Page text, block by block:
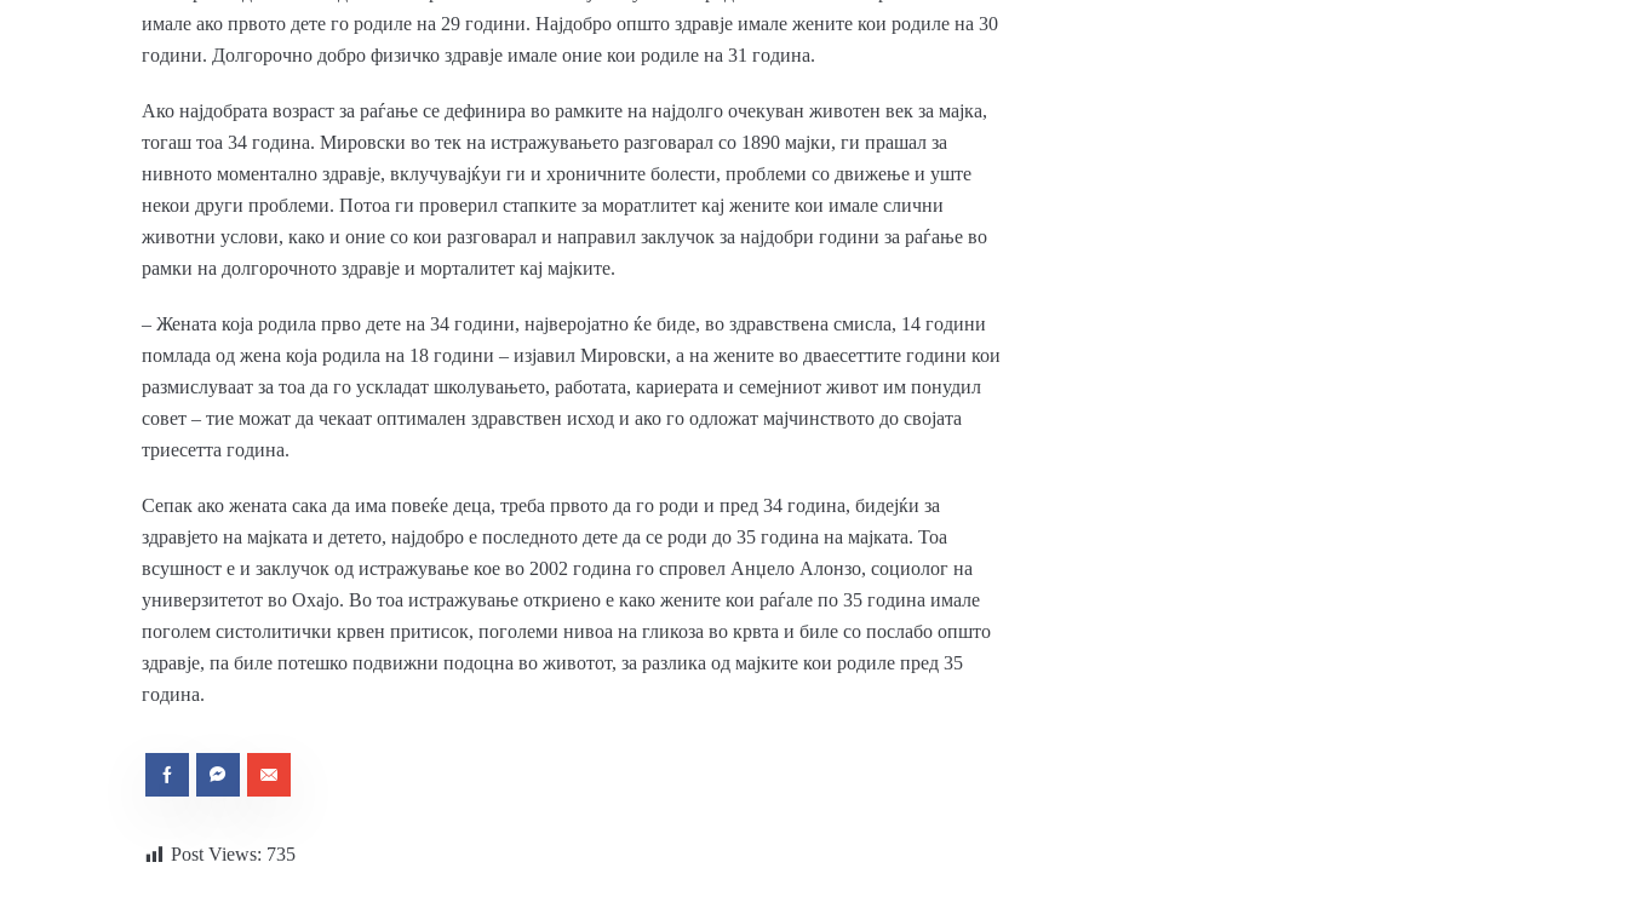
имале ако првото дете го родиле на 29 години. Најдобро општо здравје имале жените кои родиле на 30
години. Долгорочно добро физичко здравје имале оние кои родиле на 31 година.
Ако најдобрата возраст за раѓање се дефинира во рамките на најдолго очекуван животен век за мајка,
тогаш тоа 34 година. Мировски во тек на истражувањето разговарал со 1890 мајки, ги прашал за
нивното моментално здравје, вклучувајќуи ги и хроничните болести, проблеми со движење и уште
некои други проблеми. Потоа ги проверил стапките за моратлитет кај жените кои имале слични
животни услови, како и оние со кои разговарал и направил заклучок за најдобри години за раѓање во
рамки на долгорочното здравје и морталитет кај мајките.
– Жената која родила прво дете на 34 години, најверојатно ќе биде, во здравствена смисла, 14 години
помлада од жена која родила на 18 години – изјавил Мировски, а на жените во дваесеттите години кои
размислуваат за тоа да го ускладат школувањето, работата, кариерата и семејниот живот им понудил
совет – тие можат да чекаат оптимален здравствен исход и ако го одложат мајчинството до својата
триесетта година.
Сепак ако жената сака да има повеќе деца, треба првото да го роди и пред 34 година, бидејќи за
здравјето на мајката и детето, најдобро е последното дете да се роди до 35 година на мајката. Тоа
всушност е и заклучок од истражување кое во 2002 година го спровел Анџело Алонзо, социолог на
универзитетот во Охајо. Во тоа истражување откриено е како жените кои раѓале по 35 година имале
поголем систолитички крвен притисок, поголеми нивоа на гликоза во крвта и биле со послабо општо
здравје, па биле потешко подвижни подоцна во животот, за разлика од мајките кои родиле пред 35
година.
Post Views: 735